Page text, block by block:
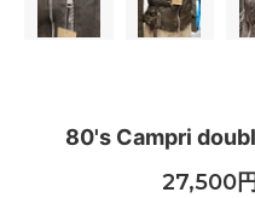
80's Campri
27,500